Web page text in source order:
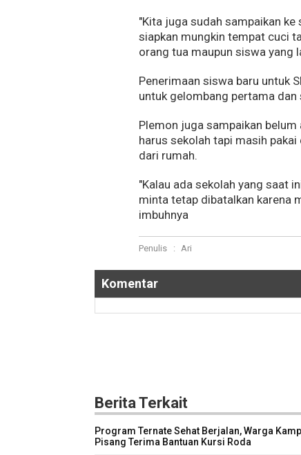
"Kita juga sudah sampaikan
siapkan mungkin tempat cuci
orang tua maupun siswa yang
Penerimaan siswa baru untuk
untuk gelombang pertama
Plemon juga sampaikan
harus sekolah tapi masih
dari rumah.
"Kalau ada sekolah yang saat
minta tetap dibatalkan karena
imbuhnya
Penulis : Ari
Komentar
Berita Terkait
Program Ternate Sehat Berjalan, Warga
Pisang Terima Bantuan Kursi Roda